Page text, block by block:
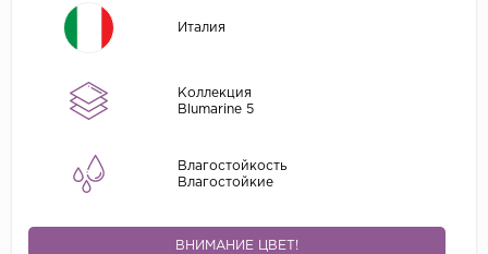
Италия
Коллекция
Blumarine 5
Влагостойкость
Влагостойкие
ВНИМАНИЕ ЦВЕТ!